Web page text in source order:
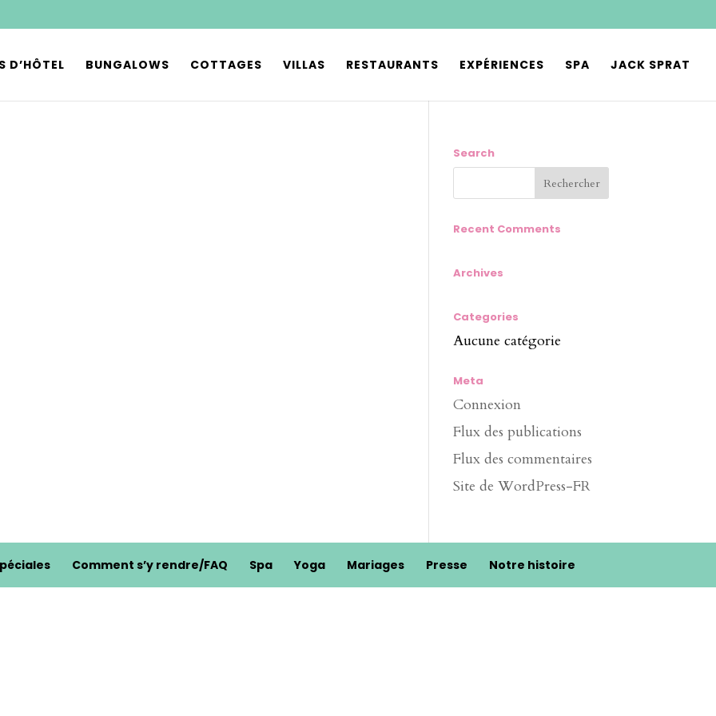
D’HÔTEL BUNGALOWS COTTAGES VILLAS RESTAURANTS EXPÉRIENCES SPA JACK SPRAT
Search
Recent Comments
Archives
Categories
Aucune catégorie
Meta
Connexion
Flux des publications
Flux des commentaires
Site de WordPress-FR
Comment s’y rendre/FAQ Spa Yoga Mariages Presse Notre histoire